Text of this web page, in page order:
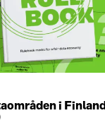
i Finland